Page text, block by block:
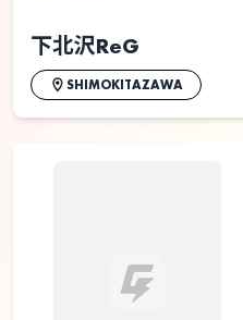
下北沢ReG
SHIMOKITAZAWA